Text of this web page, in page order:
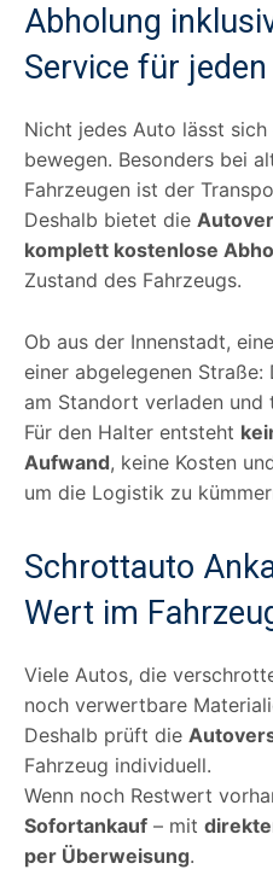
Abholung
Service für
Nicht jedes Auto lässt
bewegen. Besonders bei
Fahrzeugen ist der
Deshalb bietet die
komplett kostenlose
Zustand des Fahrzeugs.
Ob aus der Innenstadt,
einer abgelegenen
am Standort verladen
Für den Halter entsteht
Aufwand, keine Kosten
um die Logistik zu
Schrottauto
Wert im
Viele Autos, die
noch verwertbare
Deshalb prüft die
Fahrzeug individuell.
Wenn noch Restwert
Sofortankauf – mit
per Überweisung.